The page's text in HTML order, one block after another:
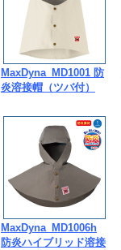
MaxDyna_MD1001 防
炎溶接帽（ツバ付）
MaxDyna_MD1006h
防炎ハイブリッド溶接